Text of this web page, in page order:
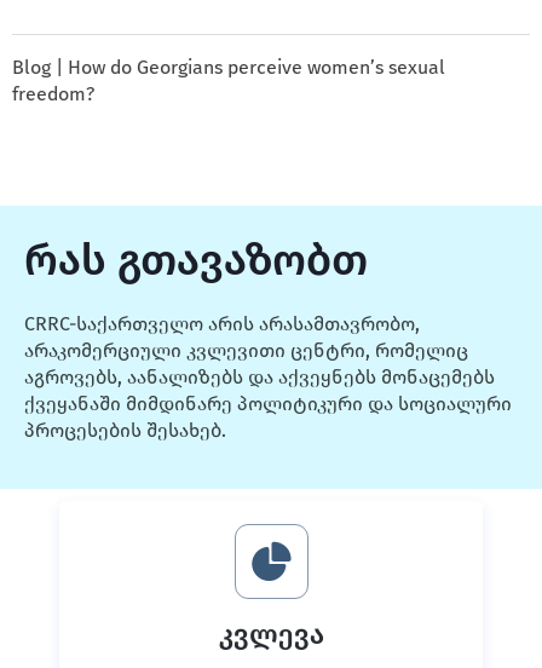
Blog | How do Georgians perceive women’s sexual
freedom?
რას გთავაზობთ
CRRC-საქართველო არის არასამთავრობო,
არაკომერციული კვლევითი ცენტრი, რომელიც
აგროვებს, აანალიზებს და აქვეყნებს მონაცემებს
ქვეყანაში მიმდინარე პოლიტიკური და სოციალური
პროცესების შესახებ.
კვლევა